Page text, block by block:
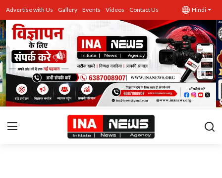
Advertise with Us Gallery Events Videos Contact Us Hindi
उत्तर प्रदेश
Advertise with Us
Events
राज्य